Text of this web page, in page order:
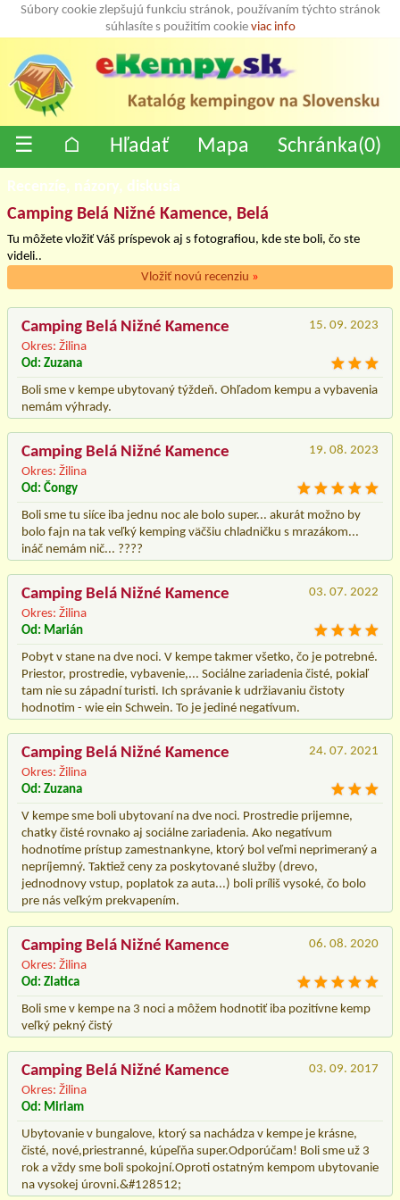
Súbory cookie zlepšujú funkciu stránok, používaním týchto stránok
súhlasíte s použitím cookie viac info
☰ ⌂ Hľadať Mapa Schránka(0)
Recenzíe, názory, diskusia
Camping Belá Nižné Kamence, Belá
Tu môžete vložiť Váš príspevok aj s fotografiou, kde ste boli, čo ste
videli..
Vložiť novú recenziu »
Camping Belá Nižné Kamence
Okres: Žilina
15. 09. 2023
Od: Zuzana
Boli sme v kempe ubytovaný týždeň. Ohľadom kempu a vybavenia
nemám výhrady.
Camping Belá Nižné Kamence
Okres: Žilina
19. 08. 2023
Od: Čongy
Boli sme tu siíce iba jednu noc ale bolo super... akurát možno by
bolo fajn na tak veľký kemping väčšiu chladničku s mrazákom...
ináč nemám nič... ????
Camping Belá Nižné Kamence
Okres: Žilina
03. 07. 2022
Od: Marián
Pobyt v stane na dve noci. V kempe takmer všetko, čo je potrebné.
Priestor, prostredie, vybavenie,... Sociálne zariadenia čisté, pokiaľ
tam nie su západní turisti. Ich správanie k udržiavaniu čistoty
hodnotim - wie ein Schwein. To je jediné negatívum.
Camping Belá Nižné Kamence
Okres: Žilina
24. 07. 2021
Od: Zuzana
V kempe sme boli ubytovaní na dve noci. Prostredie prijemne,
chatky čisté rovnako aj sociálne zariadenia. Ako negatívum
hodnotíme prístup zamestnankyne, ktorý bol veľmi neprimeraný a
nepríjemný. Taktiež ceny za poskytované služby (drevo,
jednodnovy vstup, poplatok za auta...) boli príliš vysoké, čo bolo
pre nás veľkým prekvapením.
Camping Belá Nižné Kamence
Okres: Žilina
06. 08. 2020
Od: Zlatica
Boli sme v kempe na 3 noci a môžem hodnotiť iba pozitívne kemp
veľký pekný čistý
Camping Belá Nižné Kamence
Okres: Žilina
03. 09. 2017
Od: Miriam
Ubytovanie v bungalove, ktorý sa nachádza v kempe je krásne,
čisté, nové,priestranné, kúpeľňa super.Odporúčam! Boli sme už 3
rok a vždy sme boli spokojní.Oproti ostatným kempom ubytovanie
na vysokej úrovni.&#128512;